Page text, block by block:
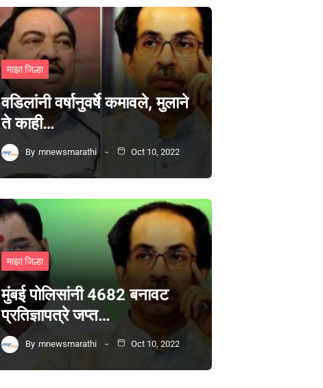
माझा जिल्हा
वडिलांनी वर्षानुवर्षे कमावले, मुलाने
ते काही…
By mnewsmarathi Oct 10, 2022
माझा जिल्हा
मुंबई पोलिसांनी 4682 बनावट
प्रतिज्ञापत्रे जप्त…
By mnewsmarathi Oct 10, 2022